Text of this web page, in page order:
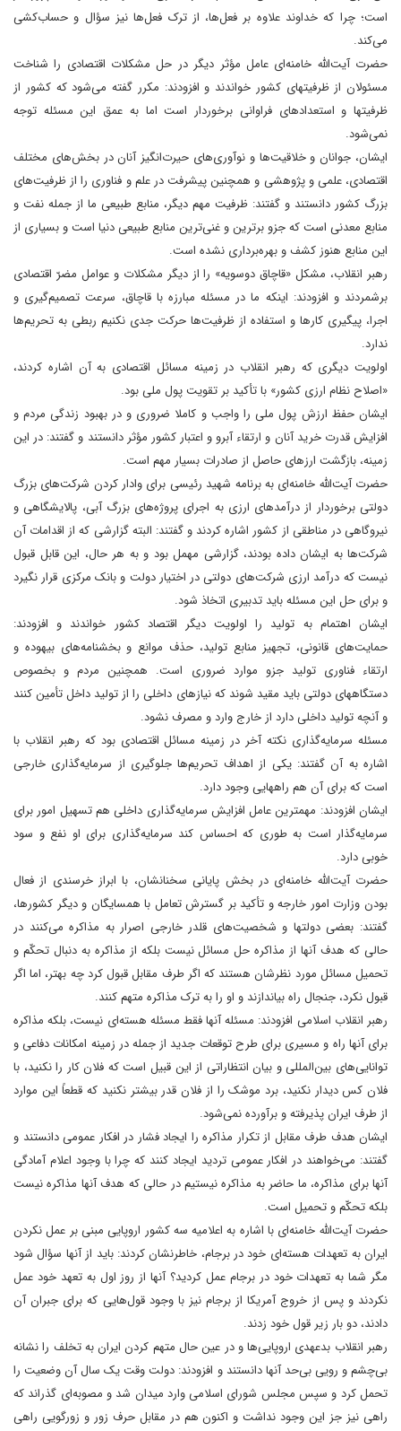
است؛ چرا که خداوند علاوه بر فعل‌ها، از ترک فعل‌ها نیز سؤال و حساب‌کشی
می‌کند.
حضرت آیت‌الله خامنه‌ای عامل مؤثر دیگر در حل مشکلات اقتصادی را شناخت
مسئولان از ظرفیتهای کشور خواندند و افزودند: مکرر گفته می‌شود که کشور از
ظرفیتها و استعدادهای فراوانی برخوردار است اما به عمق این مسئله توجه
نمی‌شود.
ایشان، جوانان و خلاقیت‌ها و نوآوری‌های حیرت‌انگیز آنان در بخش‌های مختلف
اقتصادی، علمی و پژوهشی و همچنین پیشرفت در علم و فناوری را از ظرفیت‌های
بزرگ کشور دانستند و گفتند: ظرفیت مهم دیگر، منابع طبیعی ما از جمله نفت و
منابع معدنی است که جزو برترین و غنی‌ترین منابع طبیعی دنیا است و بسیاری از
این منابع هنوز کشف و بهره‌برداری نشده است.
رهبر انقلاب، مشکل «قاچاق دوسویه» را از دیگر مشکلات و عوامل مضرّ اقتصادی
برشمردند و افزودند: اینکه ما در مسئله مبارزه با قاچاق، سرعت تصمیم‌گیری و
اجرا، پیگیری کارها و استفاده از ظرفیت‌ها حرکت جدی نکنیم ربطی به تحریم‌‌ها
ندارد.
اولویت دیگری که رهبر انقلاب در زمینه مسائل اقتصادی به آن اشاره کردند،
«اصلاح نظام ارزی کشور» با تأکید بر تقویت پول ملی بود.
ایشان حفظ ارزش پول ملی را واجب و کاملا ضروری و در بهبود زندگی مردم و
افزایش قدرت خرید آنان و ارتقاء آبرو و اعتبار کشور مؤثر دانستند و گفتند: در این
زمینه، بازگشت ارزهای حاصل از صادرات بسیار مهم است.
حضرت آیت‌الله خامنه‌ای به برنامه شهید رئیسی برای وادار کردن شرکت‌های بزرگ
دولتی برخوردار از درآمدهای ارزی به اجرای پروژه‌های بزرگ آبی، پالایشگاهی و
نیروگاهی در مناطقی از کشور اشاره کردند و گفتند: البته گزارشی که از اقدامات آن
شرکت‌ها به ایشان داده بودند، گزارشی مهمل بود و به هر حال، این قابل قبول
نیست که درآمد ارزی شرکت‌های دولتی در اختیار دولت و بانک مرکزی قرار نگیرد
و برای حل این مسئله باید تدبیری اتخاذ شود.
ایشان اهتمام به تولید را اولویت دیگر اقتصاد کشور خواندند و افزودند:
حمایت‌های قانونی، تجهیز منابع تولید، حذف موانع و بخشنامه‌های بیهوده و
ارتقاء فناوری تولید جزو موارد ضروری است. همچنین مردم و بخصوص
دستگاههای دولتی باید مقید شوند که نیازهای داخلی را از تولید داخل تأمین کنند
و آنچه تولید داخلی دارد از خارج وارد و مصرف نشود.
مسئله سرمایه‌گذاری نکته آخر در زمینه مسائل اقتصادی بود که رهبر انقلاب با
اشاره به آن گفتند: یکی از اهداف تحریم‌ها جلوگیری از سرمایه‌گذاری خارجی
است که برای آن هم راههایی وجود دارد.
ایشان افزودند: مهمترین عامل افزایش سرمایه‌گذاری داخلی هم تسهیل امور برای
سرمایه‌گذار است به طوری که احساس کند سرمایه‌گذاری برای او نفع و سود
خوبی دارد.
حضرت آیت‌الله خامنه‌ای در بخش پایانی سخنانشان، با ابراز خرسندی از فعال
بودن وزارت امور خارجه و تأکید بر گسترش تعامل با همسایگان و دیگر کشورها،
گفتند: بعضی دولتها و شخصیت‌های قلدر خارجی اصرار به مذاکره می‌کنند در
حالی که هدف آنها از مذاکره حل مسائل نیست بلکه از مذاکره به دنبال تحکّم و
تحمیل مسائل مورد نظرشان هستند که اگر طرف مقابل قبول کرد چه بهتر، اما اگر
قبول نکرد، جنجال راه بیاندازند و او را به ترک مذاکره متهم کنند.
رهبر انقلاب اسلامی افزودند: مسئله آنها فقط مسئله هسته‌ای نیست، بلکه مذاکره
برای آنها راه و مسیری برای طرح توقعات جدید از جمله در زمینه امکانات دفاعی و
توانایی‌های بین‌المللی و بیان انتظاراتی از این قبیل است که فلان کار را نکنید، با
فلان کس دیدار نکنید، برد موشک را از فلان قدر بیشتر نکنید که قطعاً این موارد
از طرف ایران پذیرفته و برآورده نمی‌شود.
ایشان هدف طرف مقابل از تکرار مذاکره را ایجاد فشار در افکار عمومی دانستند و
گفتند: می‌خواهند در افکار عمومی تردید ایجاد کنند که چرا با وجود اعلام آمادگی
آنها برای مذاکره، ما حاضر به مذاکره نیستیم در حالی که هدف آنها مذاکره نیست
بلکه تحکّم و تحمیل است.
حضرت آیت‌الله خامنه‌ای با اشاره به اعلامیه سه کشور اروپایی مبنی بر عمل نکردن
ایران به تعهدات هسته‌ای خود در برجام، خاطرنشان کردند: باید از آنها سؤال شود
مگر شما به تعهدات خود در برجام عمل کردید؟ آنها از روز اول به تعهد خود عمل
نکردند و پس از خروج آمریکا از برجام نیز با وجود قول‌هایی که برای جبران آن
دادند، دو بار زیر قول خود زدند.
رهبر انقلاب بدعهدی اروپایی‌ها و در عین حال متهم کردن ایران به تخلف را نشانه
بی‌چشم و رویی بی‌حد آنها دانستند و افزودند: دولت وقت یک سال آن وضعیت را
تحمل کرد و سپس مجلس شورای اسلامی وارد میدان شد و مصوبه‌ای گذراند که
راهی نیز جز این وجود نداشت و اکنون هم در مقابل حرف زور و زورگویی راهی